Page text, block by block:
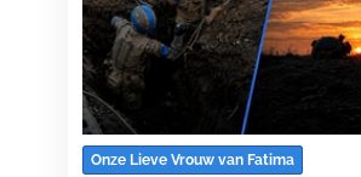
Onze Lieve Vrouw van Fatima